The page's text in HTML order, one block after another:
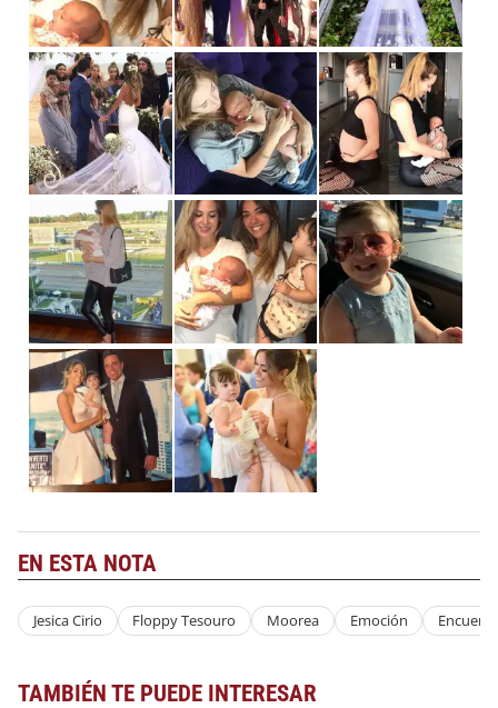
EN ESTA NOTA
Jesica Cirio Floppy Tesouro Moorea Emoción
TAMBIÉN TE PUEDE INTERESAR